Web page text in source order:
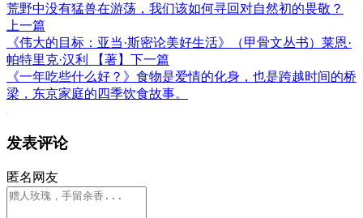
荒野中没有猛兽在游荡，我们该如何寻回对自然初的畏敬？
上一篇
《伟大的目标：亚当·斯密论美好生活》（甲骨文丛书）莱恩·
帕特里克·汉利 【著】 下一篇
《一年吃些什么好？》食物是爱情的化身，也是跨越时间的桥
梁，东京家庭的四季饮食故事。
发表评论
匿名网友